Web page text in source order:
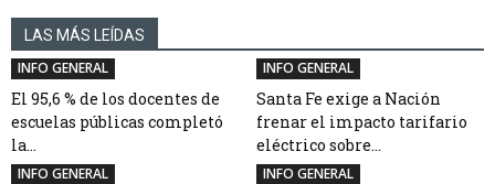
LAS MÁS LEÍDAS
INFO GENERAL
El 95,6 % de los docentes de
escuelas públicas completó
la...
INFO GENERAL
Santa Fe exige a Nación
frenar el impacto tarifario
eléctrico sobre...
INFO GENERAL INFO GENERAL